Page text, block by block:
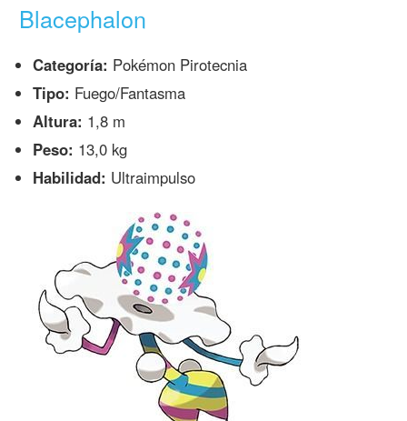
Blacephalon
Categoría: Pokémon Pirotecnia
Tipo: Fuego/Fantasma
Altura: 1,8 m
Peso: 13,0 kg
Habilidad: Ultraimpulso